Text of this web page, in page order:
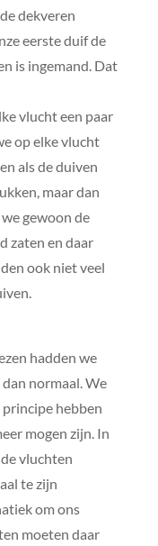
dekveren
eerste duif de
is ingemand. Dat
vlucht een paar
op elke vlucht
als de duiven
maar dan
gewoon de
zaten en daar
ook niet veel
hadden we
normaal. We
hebben
mogen zijn. In
vluchten
te zijn
om ons
moeten daar